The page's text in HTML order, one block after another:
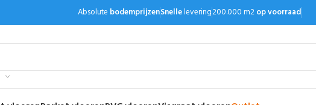
Absolute bodemprijzenSnellelevering200.000 m2op voorraad